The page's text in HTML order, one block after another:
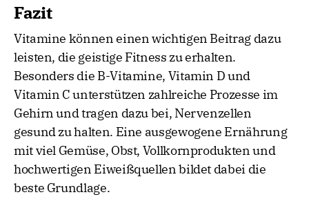
Fazit
Vitamine können einen wichtigen Beitrag dazu
leisten, die geistige Fitness zu erhalten.
Besonders die B-Vitamine, Vitamin D und
Vitamin C unterstützen zahlreiche Prozesse im
Gehirn und tragen dazu bei, Nervenzellen
gesund zu halten. Eine ausgewogene Ernährung
mit viel Gemüse, Obst, Vollkornprodukten und
hochwertigen Eiweißquellen bildet dabei die
beste Grundlage.